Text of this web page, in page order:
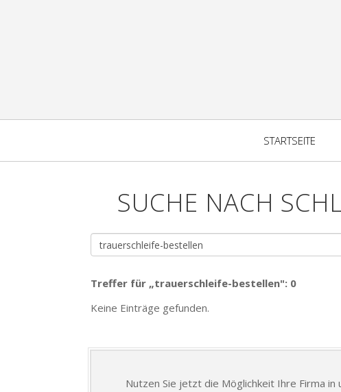
STARTSEITE
SUCHE NACH
Treffer für „trauerschleife-bestellen": 0
Keine Einträge gefunden.
Nutzen Sie jetzt die Möglichkeit Ihre Firma